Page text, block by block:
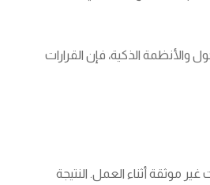
والأنظمة الذكية، فإن القرارات
موثقة أثناء العمل. النتيجة